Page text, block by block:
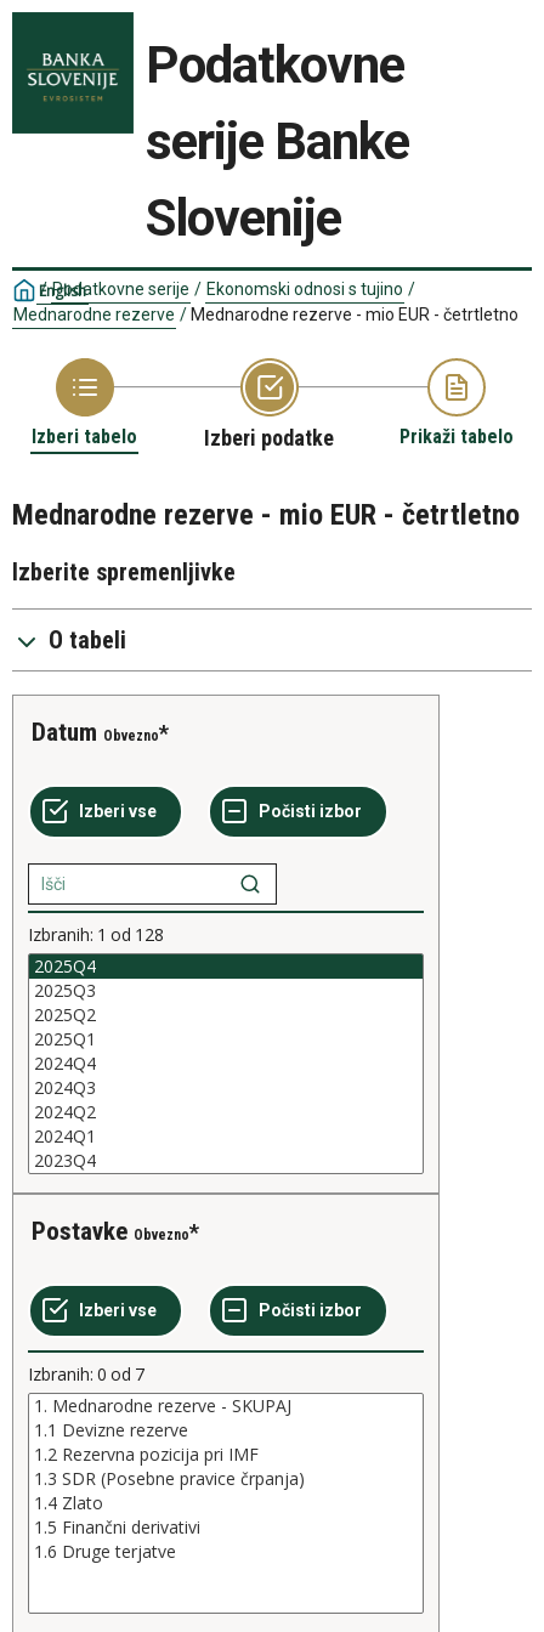
Podatkovne
serije Banke
Slovenije
English
/ Podatkovne serije / Ekonomski odnosi s tujino /
Mednarodne rezerve / Mednarodne rezerve - mio EUR - četrtletno
Izberi tabelo Izberi podatke Prikaži tabelo
Mednarodne rezerve - mio EUR - četrtletno
Izberite spremenljivke
O tabeli
Datum Obvezno
Izbranih: 1 od 128
Postavke Obvezno
Izbranih: 0 od 7